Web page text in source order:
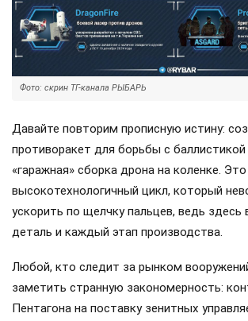
Фото: скрин ТГ-канала РЫБАРЬ
Давайте повторим прописную истину:
противоракет для борьбы с
«гаражная» сборка дрона на коленке.
высокотехнологичный цикл, который
ускорить по щелчку пальцев, ведь здесь
деталь и каждый этап производства.
Любой, кто следит за рынком
заметить странную закономерность:
Пентагона на поставку зенитных